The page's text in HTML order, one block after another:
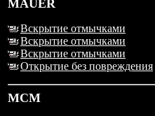
MAUER
Вскрытие отмычками
Вскрытие отмычками
Вскрытие отмычками
Открытие без повреждения
MCM